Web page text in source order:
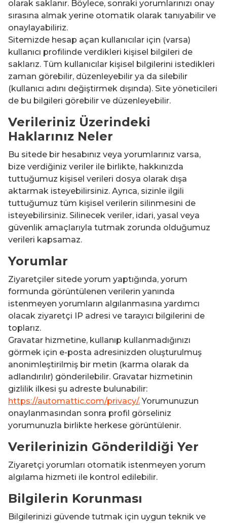
olarak saklanır. Böylece, sonraki yorumlarınızı onay
sırasına almak yerine otomatik olarak tanıyabilir ve
onaylayabiliriz.
Sitemizde hesap açan kullanıcılar için (varsa)
kullanıcı profilinde verdikleri kişisel bilgileri de
saklarız. Tüm kullanıcılar kişisel bilgilerini istedikleri
zaman görebilir, düzenleyebilir ya da silebilir
(kullanıcı adını değiştirmek dışında). Site yöneticileri
de bu bilgileri görebilir ve düzenleyebilir.
Verileriniz Üzerindeki
Haklarınız Neler
Bu sitede bir hesabınız veya yorumlarınız varsa,
bize verdiğiniz veriler ile birlikte, hakkınızda
tuttuğumuz kişisel verileri dosya olarak dışa
aktarmak isteyebilirsiniz. Ayrıca, sizinle ilgili
tuttuğumuz tüm kişisel verilerin silinmesini de
isteyebilirsiniz. Silinecek veriler, idari, yasal veya
güvenlik amaçlarıyla tutmak zorunda olduğumuz
verileri kapsamaz.
Yorumlar
Ziyaretçiler sitede yorum yaptığında, yorum
formunda görüntülenen verilerin yanında
istenmeyen yorumların algılanmasına yardımcı
olacak ziyaretçi IP adresi ve tarayıcı bilgilerini de
toplarız.
Gravatar hizmetine, kullanıp kullanmadığınızı
görmek için e-posta adresinizden oluşturulmuş
anonimleştirilmiş bir metin (karma olarak da
adlandırılır) gönderilebilir. Gravatar hizmetinin
gizlilik ilkesi şu adreste bulunabilir:
https://automattic.com/privacy/.Yorumunuzun
onaylanmasından sonra profil görseliniz
yorumunuzla birlikte herkese görüntülenir.
Verilerinizin Gönderildiği Yer
Ziyaretçi yorumları otomatik istenmeyen yorum
algılama hizmeti ile kontrol edilebilir.
Bilgilerin Korunması
Bilgilerinizi güvende tutmak için uygun teknik ve